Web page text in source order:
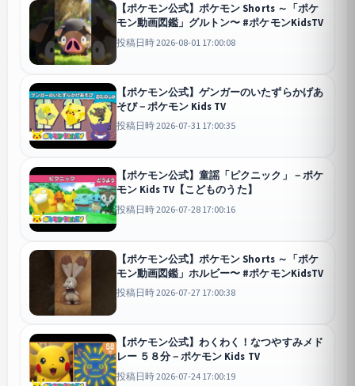
【ポケモン公式】ポケモン Shorts ～「ポケ
モン動画図鑑」グルトン〜 #ポケモンKidsTV
投稿日時 2026-08-01 17:00:08
【ポケモン公式】ゲンガーのいたずらかげあ
そび－ポケモン Kids TV
投稿日時 2026-07-31 17:00:35
【ポケモン公式】童謡「ピクニック」－ポケ
モン Kids TV【こどものうた】
投稿日時 2026-07-28 17:00:16
【ポケモン公式】ポケモン Shorts ～「ポケ
モン動画図鑑」ホルビー〜 #ポケモンKidsTV
投稿日時 2026-07-27 17:00:38
【ポケモン公式】わくわく！なつやすみメド
レー ５８分－ポケモン Kids TV
投稿日時 2026-07-24 17:00:19